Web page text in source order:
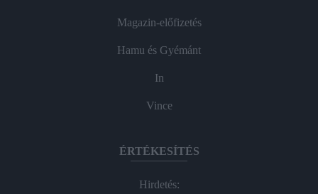
Magazin-előfizetés
Hamu és Gyémánt
In
Vince
ÉRTÉKESÍTÉS
Hirdetés: